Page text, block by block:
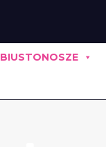
BIUSTONOSZE